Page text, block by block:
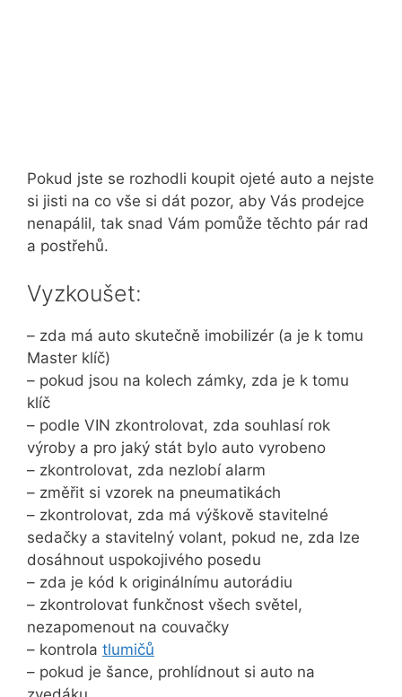
Pokud jste se rozhodli koupit ojeté auto a nejste
si jisti na co vše si dát pozor, aby Vás prodejce
nenapálil, tak snad Vám pomůže těchto pár rad
a postřehů.
Vyzkoušet:
– zda má auto skutečně imobilizér (a je k tomu
Master klíč)
– pokud jsou na kolech zámky, zda je k tomu
klíč
– podle VIN zkontrolovat, zda souhlasí rok
výroby a pro jaký stát bylo auto vyrobeno
– zkontrolovat, zda nezlobí alarm
– změřit si vzorek na pneumatikách
– zkontrolovat, zda má výškově stavitelné
sedačky a stavitelný volant, pokud ne, zda lze
dosáhnout uspokojivého posedu
– zda je kód k originálnímu autorádiu
– zkontrolovat funkčnost všech světel,
nezapomenout na couvačky
– kontrola tlumičů
– pokud je šance, prohlídnout si auto na